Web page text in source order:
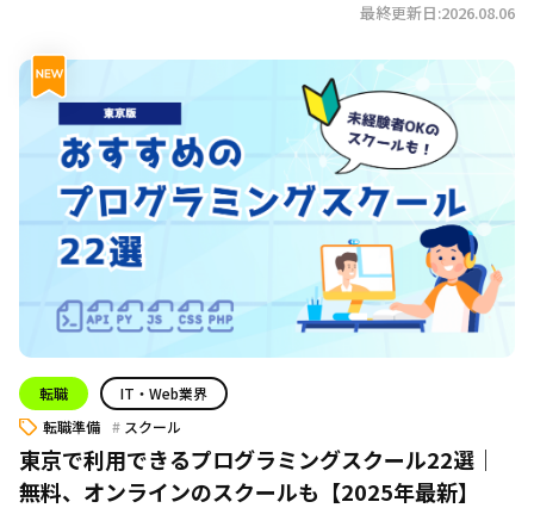
最終更新日:2026.08.06
転職
IT・Web業界
転職準備
スクール
東京で利用できるプログラミングスクール22選｜
無料、オンラインのスクールも【2025年最新】